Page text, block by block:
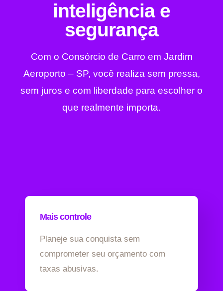
inteligência e
segurança
Com o Consórcio de Carro em Jardim
Aeroporto – SP, você realiza sem pressa,
sem juros e com liberdade para escolher o
que realmente importa.
Mais controle
Planeje sua conquista sem
comprometer seu orçamento com
taxas abusivas.